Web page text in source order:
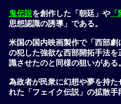
鬼伝説を創作した「朝廷」や
思想認識の誘導」である。
米国の国内映画製作で「西部
の犯した強欲な西部開拓手法
識させたのと同様の狙いがある
為政者が民衆に幻想や夢を持
れた「フェイク伝説」の拡散